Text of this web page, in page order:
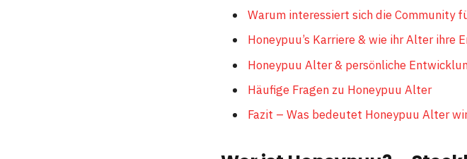
Warum interessiert sich die Community
Honeypuu’s Karriere & wie ihr Alter ihre
Honeypuu Alter & persönliche
Häufige Fragen zu Honeypuu Alter
Fazit – Was bedeutet Honeypuu Alter